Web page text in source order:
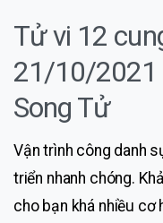
Tử vi 12
21/10/2021
Song Tử
Vận trình công danh
triển nhanh chóng.
cho bạn khá nhiều cơ